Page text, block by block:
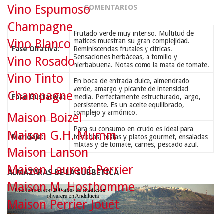
COMENTARIOS
Fase Olfativa:
Frutado verde muy intenso. Multitud de
matices muestran su gran complejidad.
Reminiscencias frutales y cítricas.
Sensaciones herbáceas, a tomillo y
hierbabuena. Notas como la mata de tomate.
Fase Gustativa:
En boca de entrada dulce, almendrado
verde, amargo y picante de intensidad
media. Perfectamente estructurado, largo,
persistente. Es un aceite equilibrado,
complejo y armónico.
Maridaje:
Para su consumo en crudo es ideal para
tostadas, tostas y platos gourmet, ensaladas
mixtas y de tomate, carnes, pescado azul.
ALMAZARAS DE LA SUBBÉTICA
Vino Espumoso
Champagne
Vino Blanco
Vino Rosado
Vino Tinto
Champagne
Maison Boizel
Maison G.H. Mumm
Maison Lanson
Maison Laurent Perrier
Maison M. Hosthomme
Maison Perrier Jouët